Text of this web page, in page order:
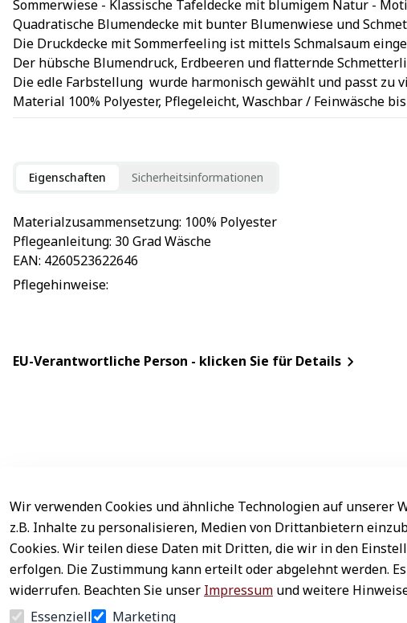
Sommerwiese - Klassische Tafeldecke mit blumigem Natur -
Quadratische Blumendecke mit bunter Blumenwiese und
Die Druckdecke mit Sommerfeeling ist mittels Schmalsaum
Der hübsche Blumendruck, Erdbeeren und flatternde
Die edle Farbstellung wurde harmonisch gewählt und passt zu
Material 100% Polyester, Pflegeleicht, Waschbar / Feinwäsche
Eigenschaften Sicherheitsinformationen
Materialzusammensetzung: 100% Polyester
Pflegeanleitung: 30 Grad Wäsche
EAN: 4260523622646
Pflegehinweise:
EU-Verantwortliche Person - klicken Sie für Details
Wir verwenden Cookies und ähnliche Technologien auf unserer
z.B. Inhalte zu personalisieren, Medien von Drittanbietern
Cookies. Wir teilen diese Daten mit Dritten, die wir in den
erfolgen. Die Zustimmung kann erteilt oder abgelehnt werden.
widerrufen. Beachten Sie unser Impressum und weitere
Essenziell
Marketing
Rechtliches
AGB
Impressum
Datenschutz
Widerrufsrecht
Service
Kontakt
Registrieren
Zahlung & Versand